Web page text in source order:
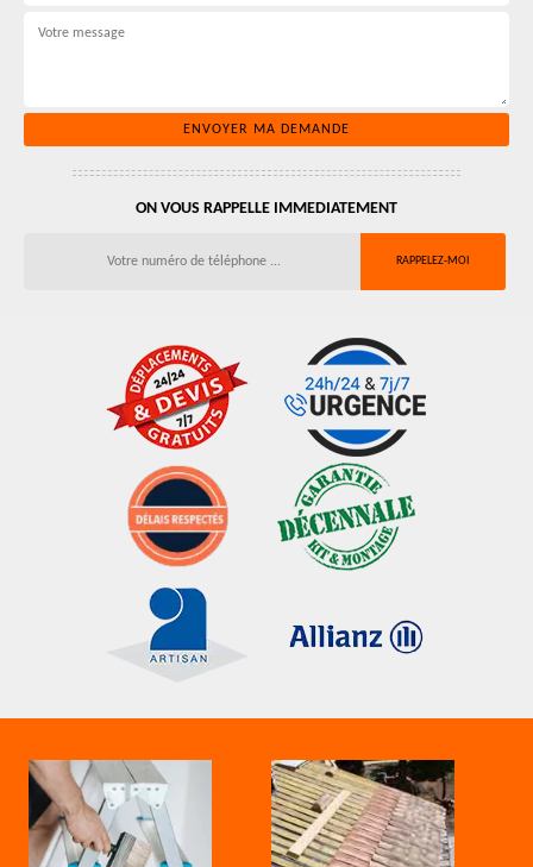
ON VOUS RAPPELLE IMMEDIATEMENT